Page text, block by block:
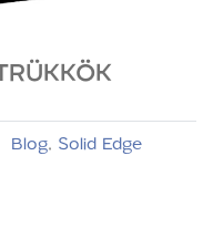
Blog, Solid Edge